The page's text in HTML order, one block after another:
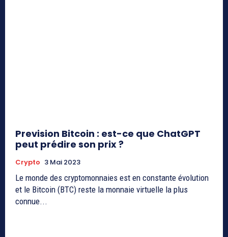
Prevision Bitcoin : est-ce que ChatGPT
peut prédire son prix ?
Crypto 3 Mai 2023
Le monde des cryptomonnaies est en constante évolution
et le Bitcoin (BTC) reste la monnaie virtuelle la plus
connue...